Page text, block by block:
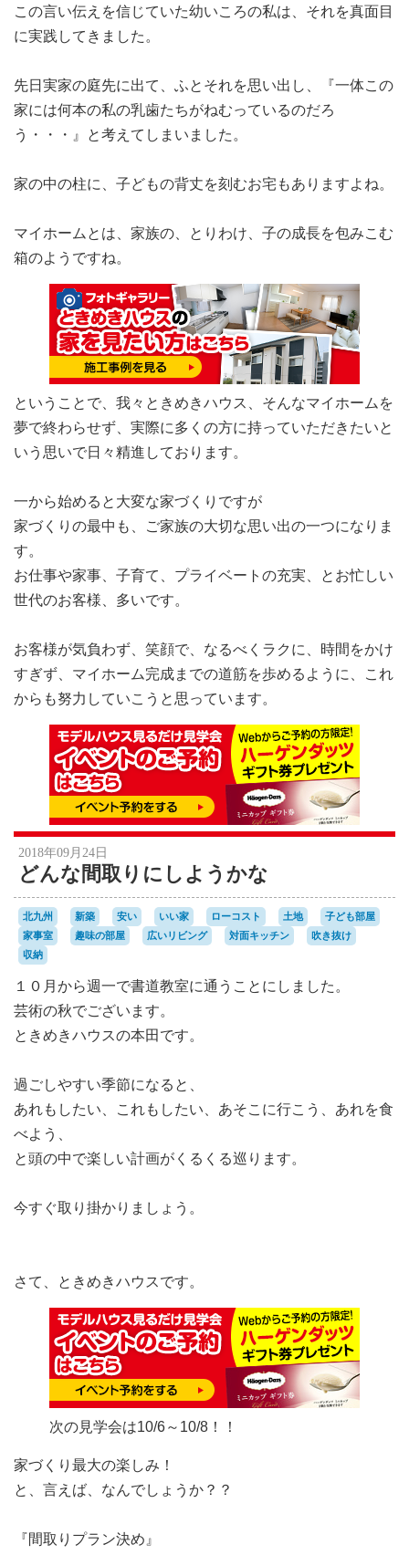
この言い伝えを信じていた幼いころの私は、それを真面目
に実践してきました。
先日実家の庭先に出て、ふとそれを思い出し、『一体この
家には何本の私の乳歯たちがねむっているのだろ
う・・・』と考えてしまいました。
家の中の柱に、子どもの背丈を刻むお宅もありますよね。
マイホームとは、家族の、とりわけ、子の成長を包みこむ
箱のようですね。
ということで、我々ときめきハウス、そんなマイホームを
夢で終わらせず、実際に多くの方に持っていただきたいと
いう思いで日々精進しております。
一から始めると大変な家づくりですが
家づくりの最中も、ご家族の大切な思い出の一つになりま
す。
お仕事や家事、子育て、プライベートの充実、とお忙しい
世代のお客様、多いです。
お客様が気負わず、笑顔で、なるべくラクに、時間をかけ
すぎず、マイホーム完成までの道筋を歩めるように、これ
からも努力していこうと思っています。
2018年09月24日
どんな間取りにしようかな
北九州 新築 安い いい家 ローコスト 土地
子ども部屋
家事室
趣味の部屋 広いリビング 対面キッチン
吹き抜け
収納
１０月から週一で書道教室に通うことにしました。
芸術の秋でございます。
ときめきハウスの本田です。
過ごしやすい季節になると、
あれもしたい、これもしたい、あそこに行こう、あれを食
べよう、
と頭の中で楽しい計画がくるくる巡ります。
今すぐ取り掛かりましょう。
さて、ときめきハウスです。
次の見学会は10/6～10/8！！
家づくり最大の楽しみ！
と、言えば、なんでしょうか？？
『間取りプラン決め』